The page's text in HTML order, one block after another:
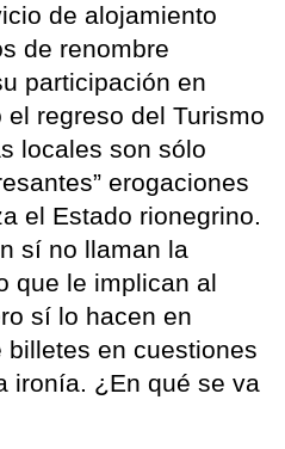
de alojamiento
de renombre
participación en
regreso del Turismo
locales son sólo
erogaciones
el Estado rionegrino.
sí no llaman la
que le implican al
sí lo hacen en
en cuestiones
ironía. ¿En qué se va